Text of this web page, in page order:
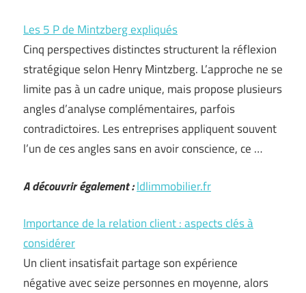
Les 5 P de Mintzberg expliqués
Cinq perspectives distinctes structurent la réflexion
stratégique selon Henry Mintzberg. L’approche ne se
limite pas à un cadre unique, mais propose plusieurs
angles d’analyse complémentaires, parfois
contradictoires. Les entreprises appliquent souvent
l’un de ces angles sans en avoir conscience, ce …
A découvrir également :ldlimmobilier.fr
Importance de la relation client : aspects clés à
considérer
Un client insatisfait partage son expérience
négative avec seize personnes en moyenne, alors